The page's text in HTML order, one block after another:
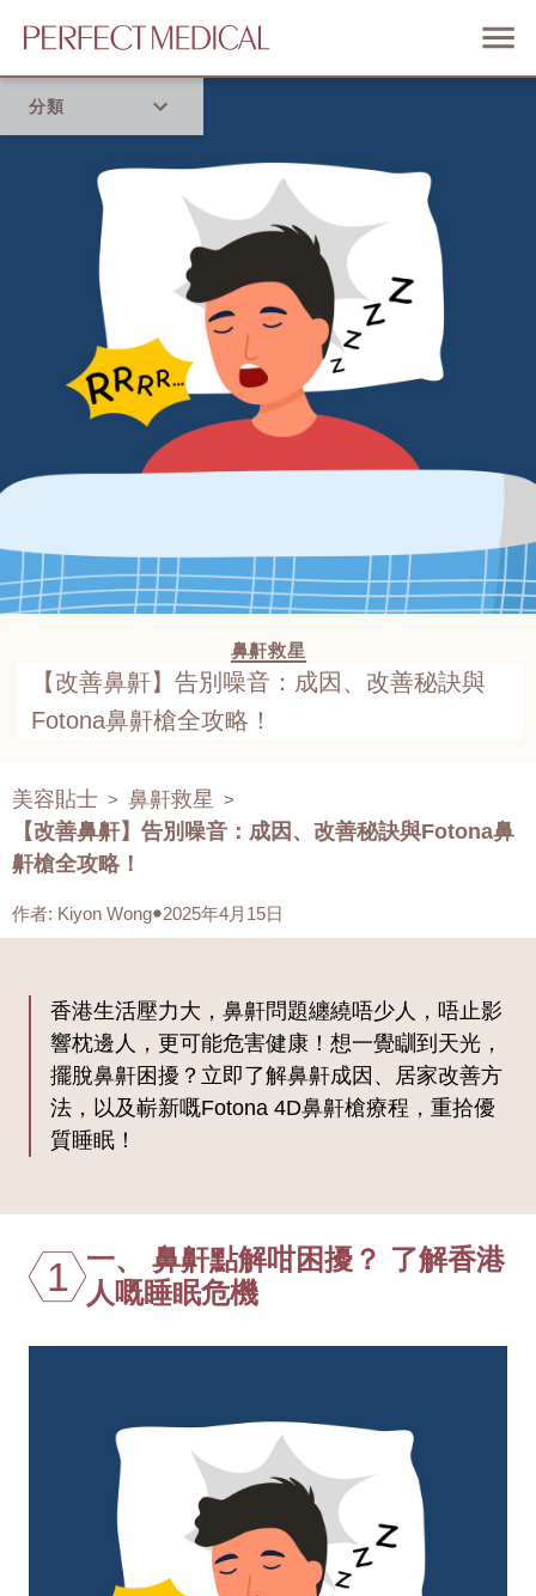
分類
流行趨勢
鼻鼾救星
【改善鼻鼾】告別噪音：成因、改善秘訣與
Fotona鼻鼾槍全攻略！
美容貼士 > 鼻鼾救星 >
【改善鼻鼾】告別噪音：成因、改善秘訣與Fotona鼻
鼾槍全攻略！
作者: Kiyon Wong 2025年4月15日
香港生活壓力大，鼻鼾問題纏繞唔少人，唔止影
響枕邊人，更可能危害健康！想一覺瞓到天光，
擺脫鼻鼾困擾？立即了解鼻鼾成因、居家改善方
法，以及嶄新嘅Fotona 4D鼻鼾槍療程，重拾優
質睡眠！
1 一、 鼻鼾點解咁困擾？ 了解香港
人嘅睡眠危機